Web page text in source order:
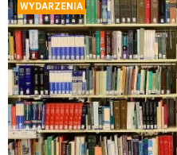
WYDARZENIA